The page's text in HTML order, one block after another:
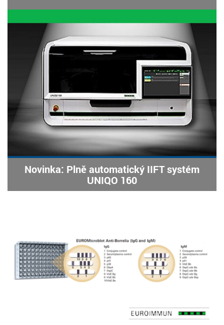
Novinka: Plně automatický IIFT systém
UNIQO 160